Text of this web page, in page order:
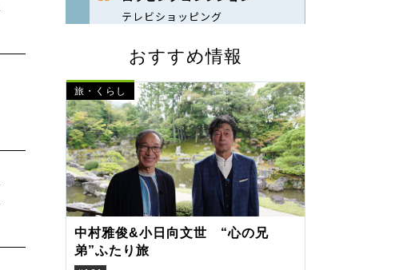
おすすめ情報
旅・くらし
中村雅俊&小日向文世 “心の兄
弟”ふたり旅